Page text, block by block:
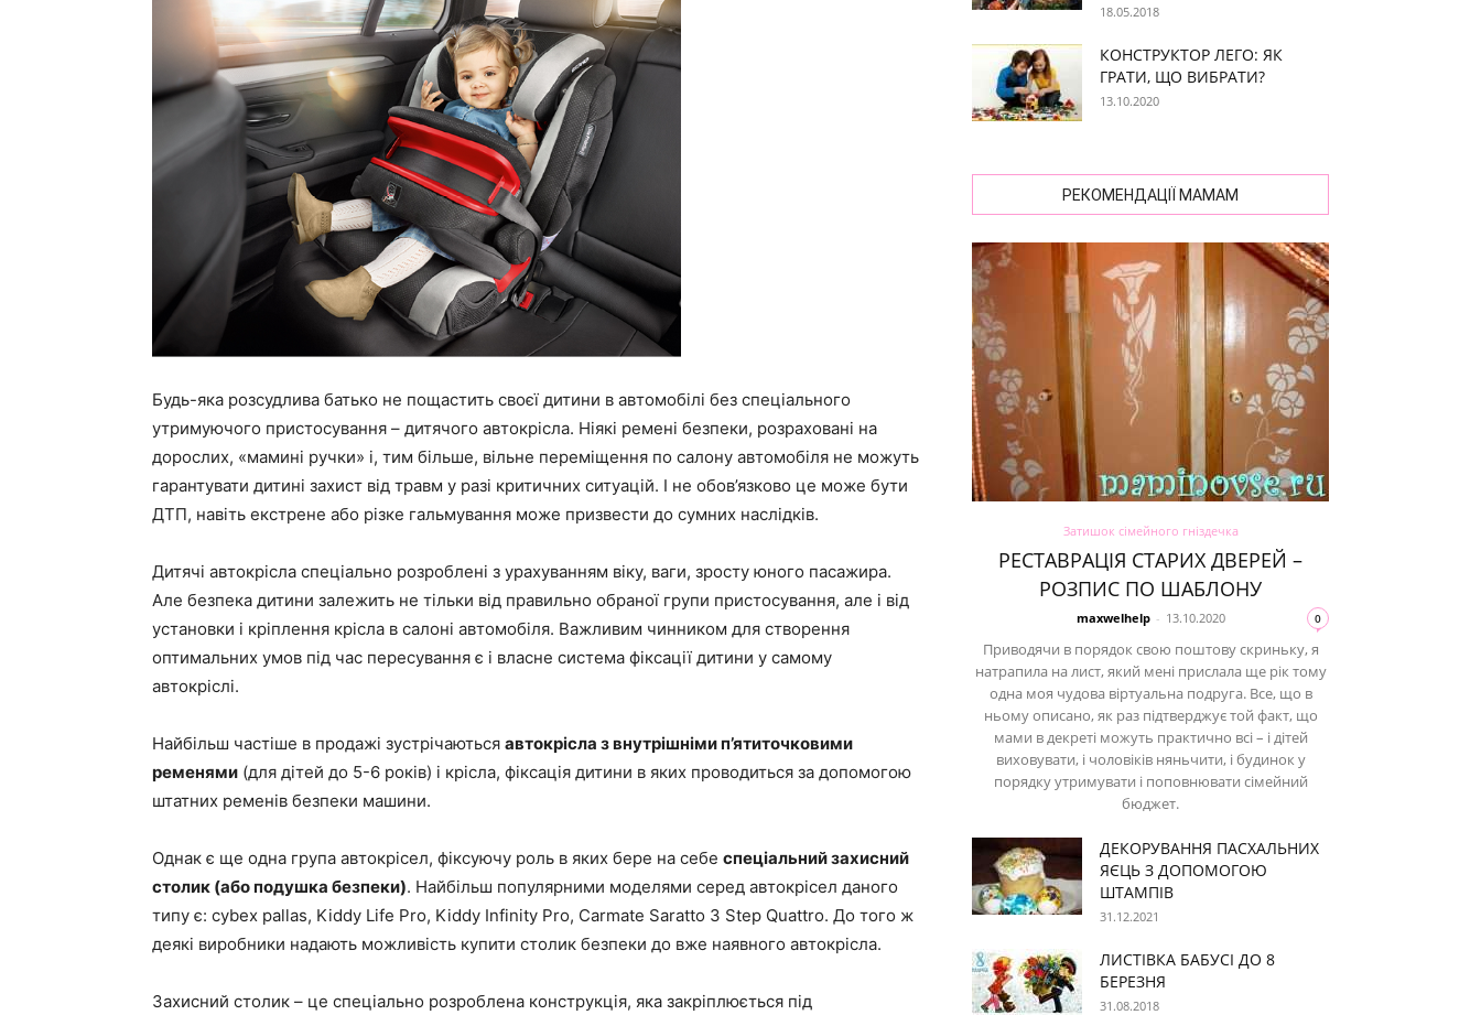
Будь-яка розсудлива батько не пощастить своєї дитини в автомобілі без спеціального
утримуючого пристосування – дитячого автокрісла. Ніякі ремені безпеки, розраховані на
дорослих, «мамині ручки» і, тим більше, вільне переміщення по салону автомобіля не можуть
гарантувати дитині захист від травм у разі критичних ситуацій. І не обов’язково це може бути
ДТП, навіть екстрене або різке гальмування може призвести до сумних наслідків.
Дитячі автокрісла спеціально розроблені з урахуванням віку, ваги, зросту юного пасажира.
Але безпека дитини залежить не тільки від правильно обраної групи пристосування, але і від
установки і кріплення крісла в салоні автомобіля. Важливим чинником для створення
оптимальних умов під час пересування є і власне система фіксації дитини у самому
автокріслі.
Найбільш частіше в продажі зустрічаються автокрісла з внутрішніми п’ятиточковими
ременями (для дітей до 5-6 років) і крісла, фіксація дитини в яких проводиться за допомогою
штатних ременів безпеки машини.
Однак є ще одна група автокрісел, фіксуючу роль в яких бере на себе спеціальний захисний
столик (або подушка безпеки). Найбільш популярними моделями серед автокрісел даного
типу є: cybex pallas, Kiddy Life Pro, Kiddy Infinity Pro, Carmate Saratto 3 Step Quattro. До того ж
деякі виробники надають можливість купити столик безпеки до вже наявного автокрісла.
Захисний столик – це спеціально розроблена конструкція, яка закріплюється під
18.05.2018
КОНСТРУКТОР ЛЕГО: ЯК
ГРАТИ, ЩО ВИБРАТИ?
13.10.2020
РЕКОМЕНДАЦІЇ МАМАМ
Затишок сімейного гніздечка
РЕСТАВРАЦІЯ СТАРИХ ДВЕРЕЙ –
РОЗПИС ПО ШАБЛОНУ
maxwelhelp - 13.10.2020 0
Приводячи в порядок свою поштову скриньку, я
натрапила на лист, який мені прислала ще рік тому
одна моя чудова віртуальна подруга. Все, що в
ньому описано, як раз підтверджує той факт, що
мами в декреті можуть практично всі – і дітей
виховувати, і чоловіків няньчити, і будинок у
порядку утримувати і поповнювати сімейний
бюджет.
ДЕКОРУВАННЯ ПАСХАЛЬНИХ
ЯЄЦЬ З ДОПОМОГОЮ
ШТАМПІВ
31.12.2021
ЛИСТІВКА БАБУСІ ДО 8
БЕРЕЗНЯ
31.08.2018